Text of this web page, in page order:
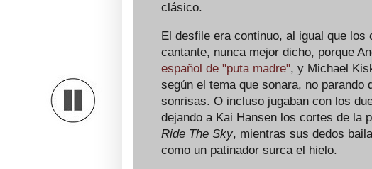
clásico.
El desfile era continuo, al igual que
cantante, nunca mejor dicho, porque
español de "puta madre", y Michael
según el tema que sonara, no
sonrisas. O incluso jugaban con los
dejando a Kai Hansen los cortes de la
Ride The Sky, mientras sus dedos
como un patinador surca el hielo.